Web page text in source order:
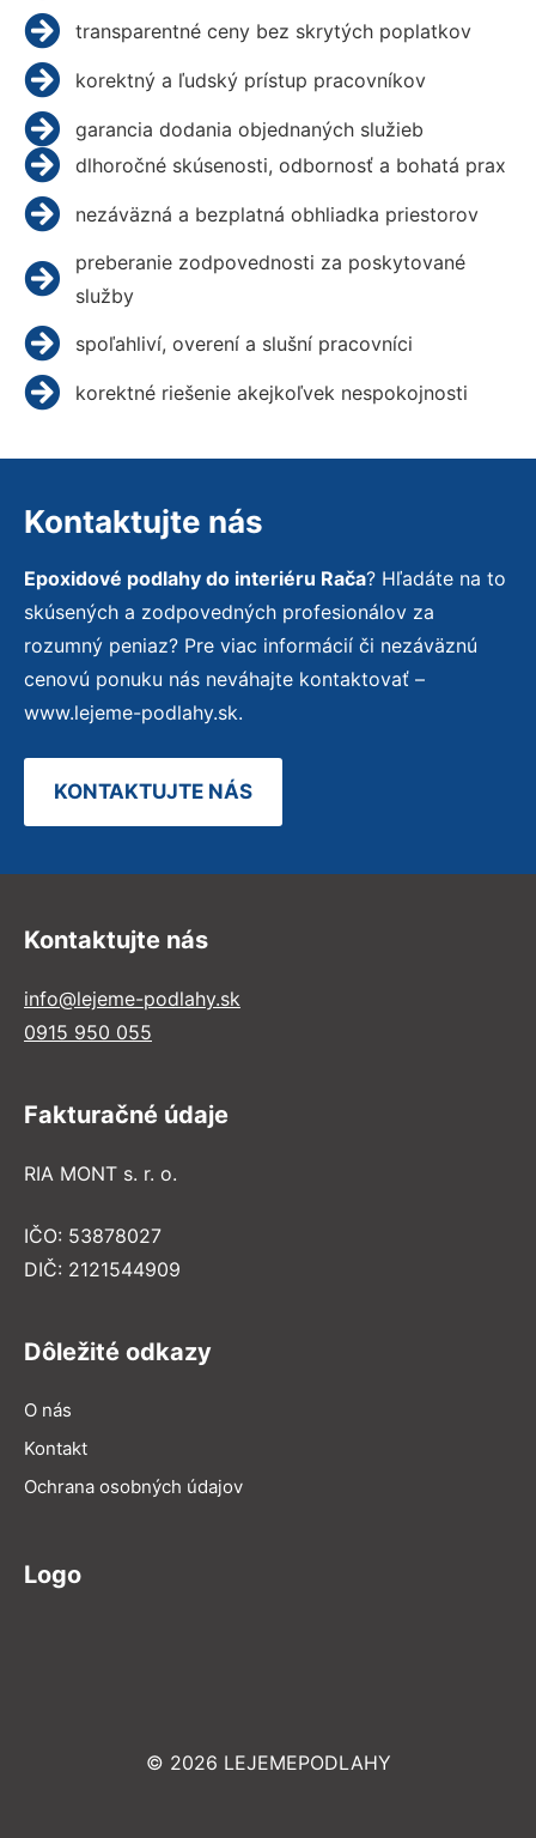
transparentné ceny bez skrytých poplatkov
korektný a ľudský prístup pracovníkov
garancia dodania objednaných služieb
dlhoročné skúsenosti, odbornosť a bohatá prax
nezáväzná a bezplatná obhliadka priestorov
preberanie zodpovednosti za poskytované
služby
spoľahliví, overení a slušní pracovníci
korektné riešenie akejkoľvek nespokojnosti
Kontaktujte nás
Epoxidové podlahy do interiéru Rača? Hľadáte na to
skúsených a zodpovedných profesionálov za
rozumný peniaz? Pre viac informácií či nezáväznú
cenovú ponuku nás neváhajte kontaktovať –
www.lejeme-podlahy.sk.
KONTAKTUJTE NÁS
Kontaktujte nás
info@lejeme-podlahy.sk
0915 950 055
Fakturačné údaje
RIA MONT s. r. o.
IČO: 53878027
DIČ: 2121544909
Dôležité odkazy
O nás
Kontakt
Ochrana osobných údajov
Logo
© 2026 LEJEMEPODLAHY